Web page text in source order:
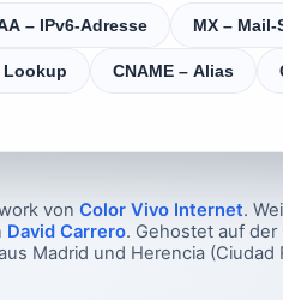
– IPv6-Adresse MX – Mail-
Lookup CNAME – Alias
von Color Vivo Internet.
David Carrero. Gehostet auf
Madrid und Herencia (Ciudad